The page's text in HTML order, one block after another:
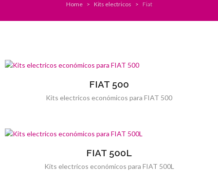
Home Kits electricos Fiat
FIAT 500
Kits electricos económicos para FIAT 500
FIAT 500L
Kits electricos económicos para FIAT 500L